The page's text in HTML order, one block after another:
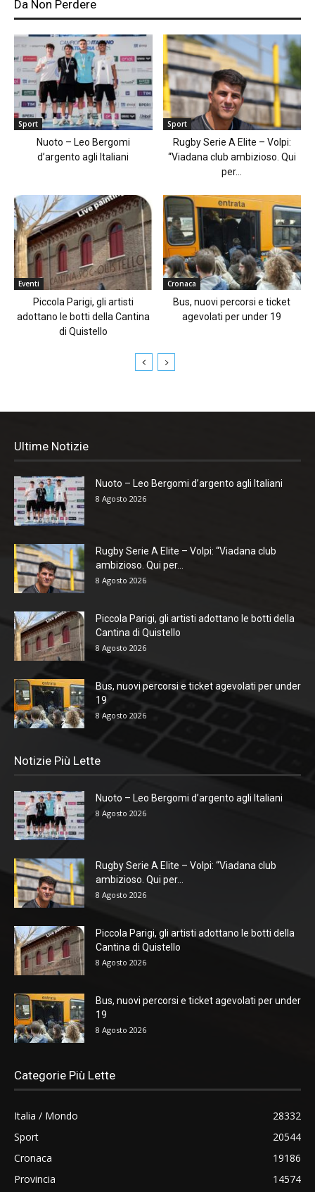
Da Non Perdere
Sport
Nuoto – Leo Bergomi
d’argento agli Italiani
Sport
Rugby Serie A Elite – Volpi:
“Viadana club ambizioso. Qui
per...
Eventi
Piccola Parigi, gli artisti
adottano le botti della Cantina
di Quistello
Cronaca
Bus, nuovi percorsi e ticket
agevolati per under 19
Ultime Notizie
Nuoto – Leo Bergomi d’argento agli Italiani
8 Agosto 2026
Rugby Serie A Elite – Volpi: “Viadana club
ambizioso. Qui per...
8 Agosto 2026
Piccola Parigi, gli artisti adottano le botti della
Cantina di Quistello
8 Agosto 2026
Bus, nuovi percorsi e ticket agevolati per under
19
8 Agosto 2026
Notizie Più Lette
Nuoto – Leo Bergomi d’argento agli Italiani
8 Agosto 2026
Rugby Serie A Elite – Volpi: “Viadana club
ambizioso. Qui per...
8 Agosto 2026
Piccola Parigi, gli artisti adottano le botti della
Cantina di Quistello
8 Agosto 2026
Bus, nuovi percorsi e ticket agevolati per under
19
8 Agosto 2026
Categorie Più Lette
Italia / Mondo
28332
Sport
20544
Cronaca
19186
Provincia
14574